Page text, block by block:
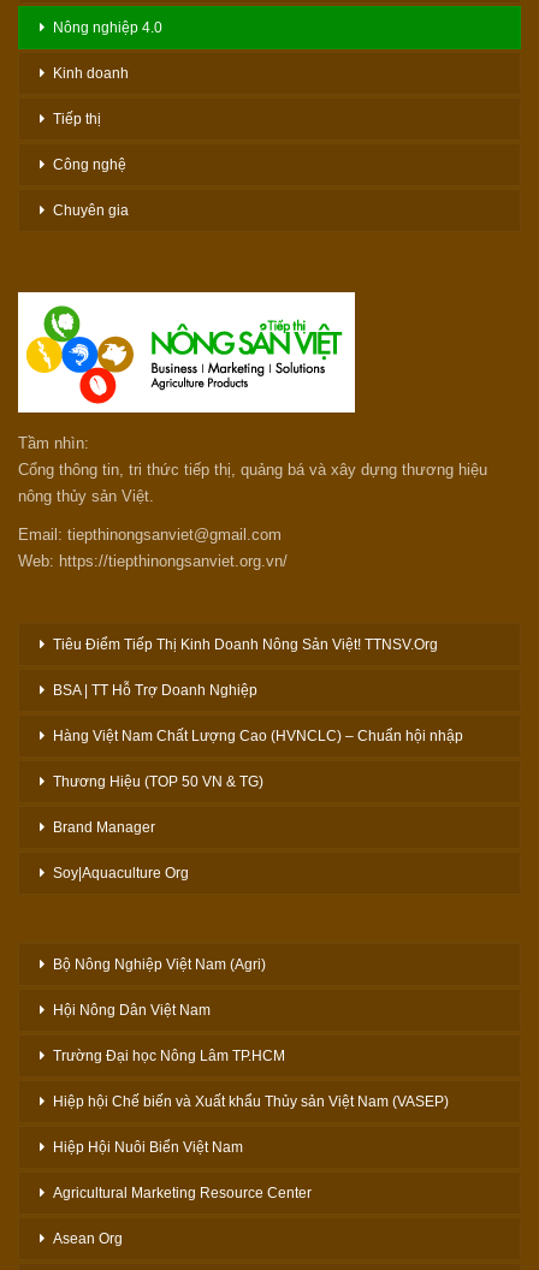
Nông nghiệp 4.0
Kinh doanh
Tiếp thị
Công nghệ
Chuyên gia
Tầm nhìn:
Cổng thông tin, tri thức tiếp thị, quảng bá và xây dựng thương hiệu
nông thủy sản Việt.
Email: tiepthinongsanviet@gmail.com
Web: https://tiepthinongsanviet.org.vn/
Tiêu Điểm Tiếp Thị Kinh Doanh Nông Sản Việt! TTNSV.Org
BSA | TT Hỗ Trợ Doanh Nghiệp
Hàng Việt Nam Chất Lượng Cao (HVNCLC) – Chuẩn hội nhập
Thương Hiệu (TOP 50 VN & TG)
Brand Manager
Soy|Aquaculture Org
Bộ Nông Nghiệp Việt Nam (Agri)
Hội Nông Dân Việt Nam
Trường Đại học Nông Lâm TP.HCM
Hiệp hội Chế biến và Xuất khẩu Thủy sản Việt Nam (VASEP)
Hiệp Hội Nuôi Biển Việt Nam
Agricultural Marketing Resource Center
Asean Org